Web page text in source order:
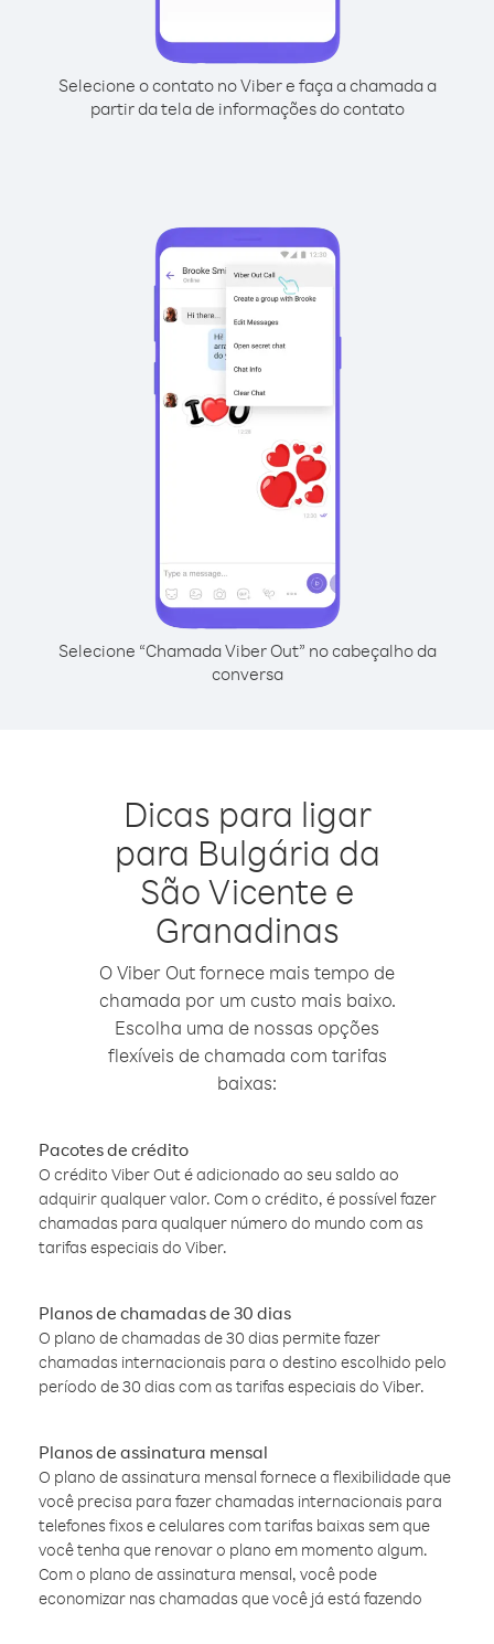
Selecione o contato no Viber e faça a chamada a
partir da tela de informações do contato
Selecione “Chamada Viber Out” no cabeçalho da
conversa
Dicas para ligar
para Bulgária da
São Vicente e
Granadinas
O Viber Out fornece mais tempo de
chamada por um custo mais baixo.
Escolha uma de nossas opções
flexíveis de chamada com tarifas
baixas:
Pacotes de crédito
O crédito Viber Out é adicionado ao seu saldo ao
adquirir qualquer valor. Com o crédito, é possível fazer
chamadas para qualquer número do mundo com as
tarifas especiais do Viber.
Planos de chamadas de 30 dias
O plano de chamadas de 30 dias permite fazer
chamadas internacionais para o destino escolhido pelo
período de 30 dias com as tarifas especiais do Viber.
Planos de assinatura mensal
O plano de assinatura mensal fornece a flexibilidade que
você precisa para fazer chamadas internacionais para
telefones fixos e celulares com tarifas baixas sem que
você tenha que renovar o plano em momento algum.
Com o plano de assinatura mensal, você pode
economizar nas chamadas que você já está fazendo